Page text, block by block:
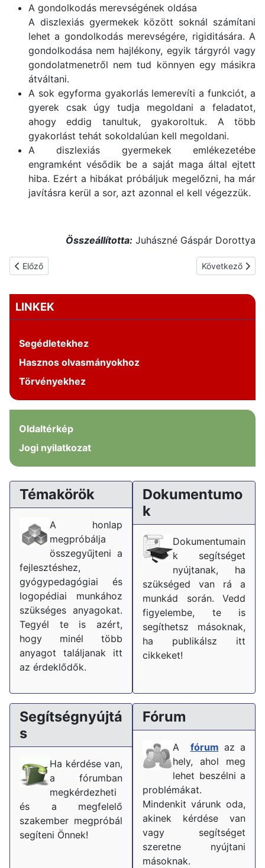
LINKEK
Segédletekhez
Hasznos olvasmányokhoz
Törvényekhez
Oldaltérkép
Jogi nyilatkozat
A gondolkodás merevségének oldása
A diszlexiás gyermekek között soknál számítani
lehet a gondolkodás merevségére, rigiditására. A
gondolkodása nem hajlékony, egyik tárgyról vagy
gondolatmenetről nem tud könnyen egy másikra
átváltani.
A sok egyforma gyakorlás lemerevíti a funkciót, a
gyerek csak úgy tudja megoldani a feladatot,
ahogy eddig tanultuk, gyakoroltuk. A több
gyakorlást tehát sokoldalúan kell megoldani.
A diszlexiás gyermekek emlékezetébe
engramként vésődik be a saját maga által ejtett
hiba. Ezért a hibákat próbáljuk megelőzni, ha már
javításra kerül a sor, azt azonnal el kell végezzük.
Összeállította: Juhászné Gáspár Dorottya
Előző cikk: Csodahintával a diszlexia ellen
Előző Következő
Következő
Témakörök
A honlap
megpróbálja
összegyűjteni a
fejlesztéshez,
gyógypedagógiai és
logopédiai munkához
szükséges anyagokat.
Tegyél te is azért,
hogy minél több
anyagot találjanak itt
az érdeklődők.
Dokumentumo
k
Dokumentumain
k segítséget
nyújtanak, ha
szükséged van rá a
munkád során. Vedd
figyelembe, te is
segíthetsz másoknak,
ha publikálsz itt
cikkeket!
Segítségnyújtá
s
Ha kérdése van,
a fórumban
megkérdezheti
és a megfelelő
szakember megpróbál
segíteni Önnek!
Fórum
A fórum az a
hely, ahol meg
lehet beszélni a
problémákat.
Mindenkit várunk oda,
akinek kérdése van
vagy segítséget
szeretne nyújtani
másoknak.